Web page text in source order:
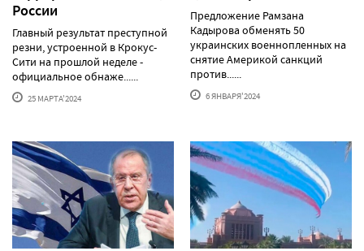
России
Главный результат преступной
резни, устроенной в Крокус-
Сити на прошлой неделе -
официальное обнаже......
25 МАРТА'2024
Предложение Рамзана
Кадырова обменять 50
украинских военнопленных на
снятие Америкой санкций
против......
6 ЯНВАРЯ'2024